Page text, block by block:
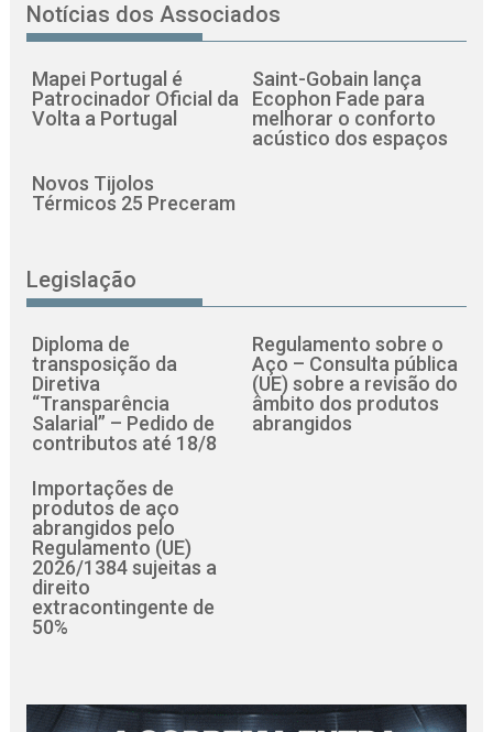
Notícias dos Associados
Mapei Portugal é
Patrocinador Oficial da
Volta a Portugal
Saint-Gobain lança
Ecophon Fade para
melhorar o conforto
acústico dos espaços
Novos Tijolos
Térmicos 25 Preceram
Legislação
Diploma de
transposição da
Diretiva
“Transparência
Salarial” – Pedido de
contributos até 18/8
Regulamento sobre o
Aço – Consulta pública
(UE) sobre a revisão do
âmbito dos produtos
abrangidos
Importações de
produtos de aço
abrangidos pelo
Regulamento (UE)
2026/1384 sujeitas a
direito
extracontingente de
50%